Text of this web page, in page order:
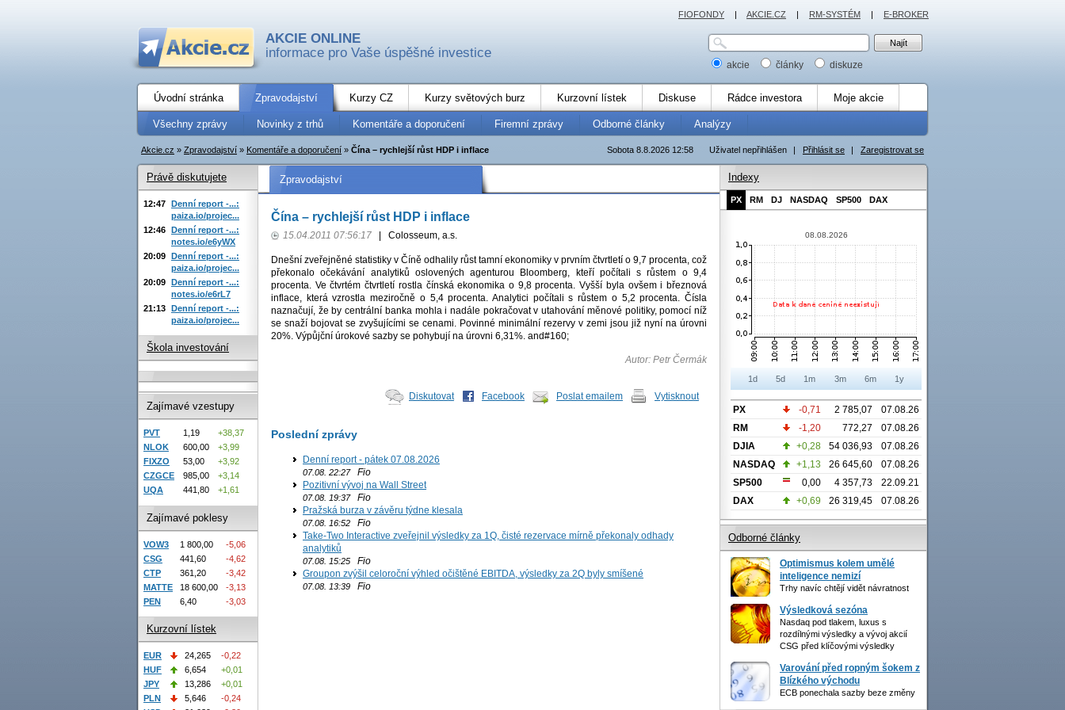
AKCIE ONLINE
informace pro Vaše úspěšné investice
akcie články diskuze
Úvodní stránka Zpravodajství Kurzy CZ Kurzy světových burz Kurzovní lístek Diskuse Rádce investora Moje akcie
Všechny zprávy Novinky z trhů Komentáře a doporučení Firemní zprávy Odborné články Analýzy
Uživatel nepřihlášen | Přihlásit se | Zaregistrovat se
Sobota 8.8.2026 12:58
Akcie.cz » Zpravodajství » Komentáře a doporučení » Čína – rychlejší růst HDP i inflace
Zpravodajství
Čína – rychlejší růst HDP i inflace
15.04.2011 07:56:17 Colosseum, a.s.
Dnešní zveřejněné statistiky v Číně odhalily růst tamní ekonomiky v prvním čtvrtletí o 9,7 procenta, což
překonalo očekávání analytiků oslovených agenturou Bloomberg, kteří počítali s růstem o 9,4
procenta. Ve čtvrtém čtvrtletí rostla čínská ekonomika o 9,8 procenta. Vyšší byla ovšem i březnová
inflace, která vzrostla meziročně o 5,4 procenta. Analytici počítali s růstem o 5,2 procenta. Čísla
naznačují, že by centrální banka mohla i nadále pokračovat v utahování měnové politiky, pomocí níž
se snaží bojovat se zvyšujícími se cenami. Povinné minimální rezervy v zemi jsou již nyní na úrovni
20%. Výpůjční úrokové sazby se pohybují na úrovni 6,31%. and#160;
Autor: Petr Čermák
Diskutovat Facebook Poslat emailem Vytisknout
Poslední zprávy
Denní report - pátek 07.08.2026
07.08. 22:27Fio
Pozitivní vývoj na Wall Street
07.08. 19:37Fio
Pražská burza v závěru týdne klesala
07.08. 16:52 Fio
Take-Two Interactive zveřejnil výsledky za 1Q, čisté rezervace mírně překonaly odhady
analytiků
07.08. 15:25 Fio
Groupon zvýšil celoroční výhled očištěné EBITDA, výsledky za 2Q byly smíšené
07.08. 13:39 Fio
Právě diskutujete
12:47 Denní report -...:
paiza.io/projec...
12:46 Denní report -...:
notes.io/e6yWX
20:09 Denní report -...:
paiza.io/projec...
20:09 Denní report -...:
notes.io/e6rL7
21:13 Denní report -...:
paiza.io/projec...
Škola investování
Zajímavé vzestupy
PVT 1,19
+38,37
NLOK
600,00
+3,99
FIXZO
53,00
+3,92
CZGCE
985,00
+3,14
UQA
441,80 +1,61
Zajímavé poklesy
VOW3 1 800,00
-5,06
CSG
441,60
-4,62
CTP
361,20
-3,42
MATTE
18 600,00
-3,13
PEN
6,40 -3,03
Kurzovní lístek
EUR 24,265
-0,22
HUF
6,654
+0,01
JPY
13,286
+0,01
PLN
5,646
-0,24
Indexy
PX RM DJ NASDAQ SP500 DAX
08.08.2026
1d 5d 1m 3m 6m 1y
PX -0,71 2 785,07
07.08.26
RM
-1,20 772,27
07.08.26
DJIA
+0,28 54 036,93
07.08.26
NASDAQ
+1,13 26 645,60
07.08.26
SP500
0,00 4 357,73
22.09.21
DAX
+0,69 26 319,45 07.08.26
Odborné články
Optimismus kolem umělé
inteligence nemizí
Trhy navíc chtějí vidět návratnost
Výsledková sezóna
Nasdaq pod tlakem, luxus s
rozdílnými výsledky a vývoj akcií
CSG před klíčovými výsledky
Varování před ropným šokem z
Blízkého východu
ECB ponechala sazby beze změny
FIOFONDY | AKCIE.CZ | RM-SYSTÉM | E-BROKER